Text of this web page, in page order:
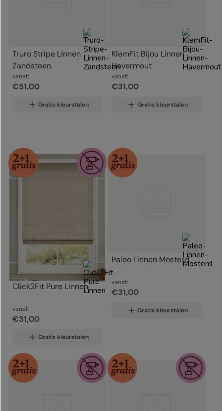
Truro Stripe Linnen
Zandsteen
vanaf:
€51,00
Gratis kleurstalen
KlemFit Bijou Linnen
Havermout
vanaf:
€31,00
Gratis kleurstalen
Click2Fit Pure Linnen
vanaf:
€31,00
Gratis kleurstalen
Paleo Linnen Mosterd
vanaf:
€31,00
Gratis kleurstalen